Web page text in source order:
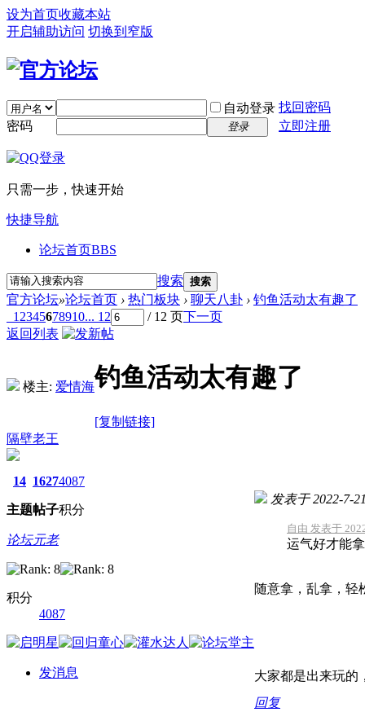
设为首页收藏本站
开启辅助访问 切换到窄版
自动登录 找回密码
密码
登录 立即注册
只需一步，快速开始
快捷导航
论坛首页BBS
搜索 搜索
官方论坛»论坛首页 › 热门板块 › 聊天八卦 › 钓鱼活动太有趣了
1 2345678910... 12 / 12 页下一页
返回列表
楼主: 爱情海钓鱼活动太有趣了
[复制链接]
隔壁老王
14
主题
1627
帖子
4087
积分
论坛元老
积分
4087
发消息
发表于 2022-7-
自由 发表于
运气好才能
随意拿，乱拿，轻
大家都是出来玩的
回复